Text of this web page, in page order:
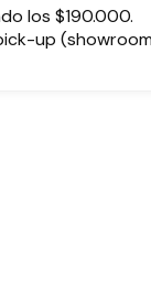
los $190.000.
up